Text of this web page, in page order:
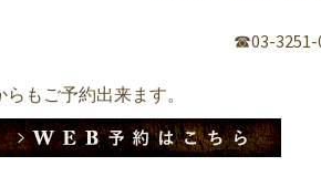
☎︎03-3251-
らもご予約出来ます。